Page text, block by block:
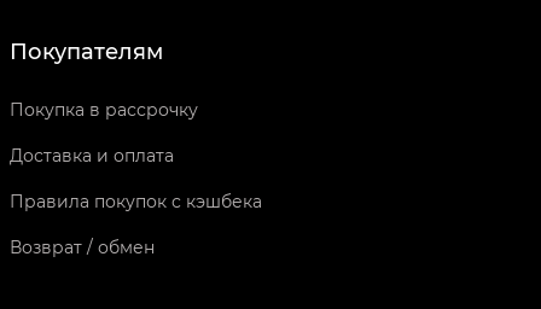
Покупателям
Покупка в рассрочку
Доставка и оплата
Правила покупок с кэшбека
Возврат / обмен